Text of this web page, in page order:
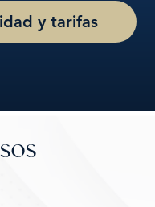
y tarifas